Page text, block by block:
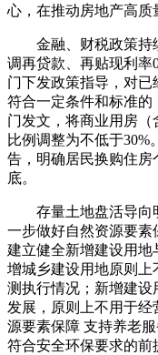
心，在推动房地产高质
金融、财税政策持续
调再贷款、再贴现利率
门下发政策指导，对已
符合一定条件和标准的
门发文，将商业用房（
比例调整为不低于
告，明确居民换购住房
底。
存量土地盘活导向
一步做好自然资源要
建立健全新增建设用
增城乡建设用地原则
测执行情况；新增建
发展，原则上不用于
源要素保障 支持养老
符合安全环保要求的